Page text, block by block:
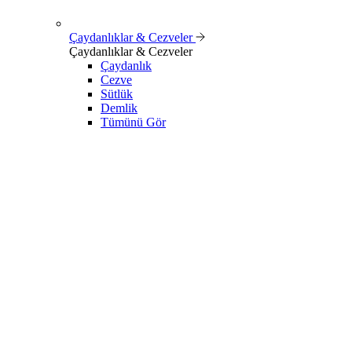
Çaydanlıklar & Cezveler
Çaydanlıklar & Cezveler
Çaydanlık
Cezve
Sütlük
Demlik
Tümünü Gör